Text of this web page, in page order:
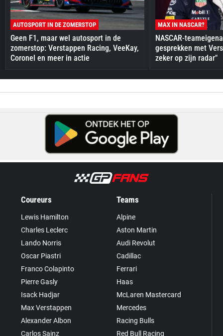
AUTOSPORT IN DE ZOMERSTOP
Geen F1, maar wel autosport in de
zomerstop: Verstappen Racing, VeeKay,
Coronel en meer in actie
MAX IN NASCAR?
NASCAR-
gesprekken met
zeker op zijn radar"
Coureurs
Lewis Hamilton
Charles Leclerc
Lando Norris
Oscar Piastri
Franco Colapinto
Pierre Gasly
Isack Hadjar
Max Verstappen
Alexander Albon
Carlos Sainz
Teams
Alpine
Aston Martin
Audi Revolut
Cadillac
Ferrari
Haas
McLaren Mastercard
Mercedes
Racing Bulls
Red Bull Racing